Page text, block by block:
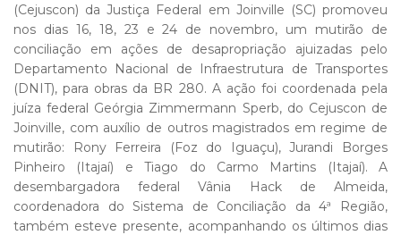
(Cejuscon) da Justiça Federal em Joinville (SC) promoveu
nos dias 16, 18, 23 e 24 de novembro, um mutirão de
conciliação em ações de desapropriação ajuizadas pelo
Departamento Nacional de Infraestrutura de Transportes
(DNIT), para obras da BR 280. A ação foi coordenada pela
juíza federal Geórgia Zimmermann Sperb, do Cejuscon de
Joinville, com auxílio de outros magistrados em regime de
mutirão: Rony Ferreira (Foz do Iguaçu), Jurandi Borges
Pinheiro (Itajaí) e Tiago do Carmo Martins (Itajaí). A
desembargadora federal Vânia Hack de Almeida,
coordenadora do Sistema de Conciliação da 4ª Região,
também esteve presente, acompanhando os últimos dias